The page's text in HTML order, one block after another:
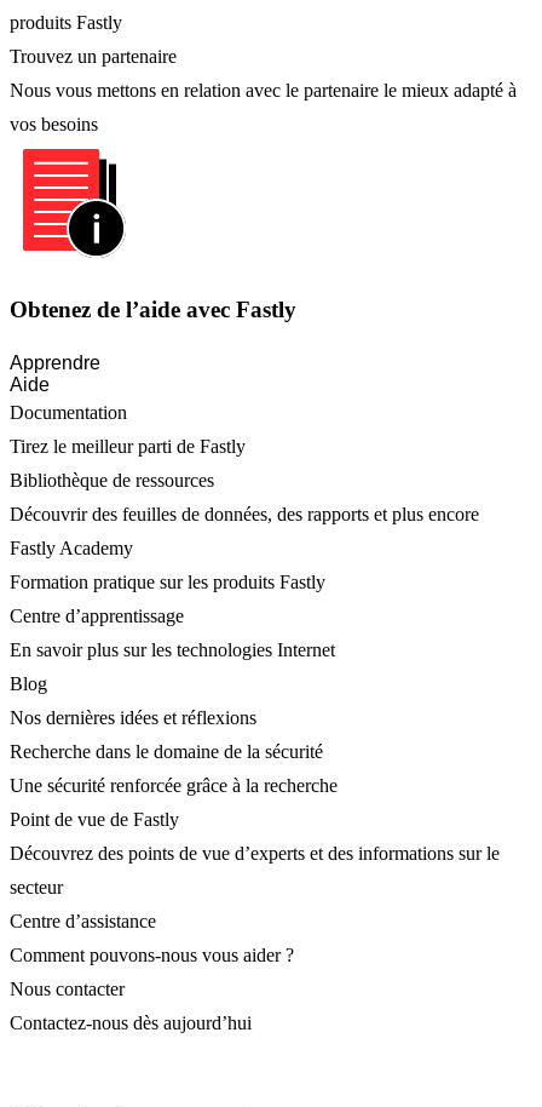
produits Fastly
Trouvez un partenaire
Nous vous mettons en relation avec le partenaire le mieux adapté à
vos besoins
Obtenez de l’aide avec Fastly
Apprendre
Aide
Documentation
Tirez le meilleur parti de Fastly
Bibliothèque de ressources
Découvrir des feuilles de données, des rapports et plus encore
Fastly Academy
Formation pratique sur les produits Fastly
Centre d’apprentissage
En savoir plus sur les technologies Internet
Blog
Nos dernières idées et réflexions
Recherche dans le domaine de la sécurité
Une sécurité renforcée grâce à la recherche
Point de vue de Fastly
Découvrez des points de vue d’experts et des informations sur le
secteur
Centre d’assistance
Comment pouvons-nous vous aider ?
Nous contacter
Contactez-nous dès aujourd’hui